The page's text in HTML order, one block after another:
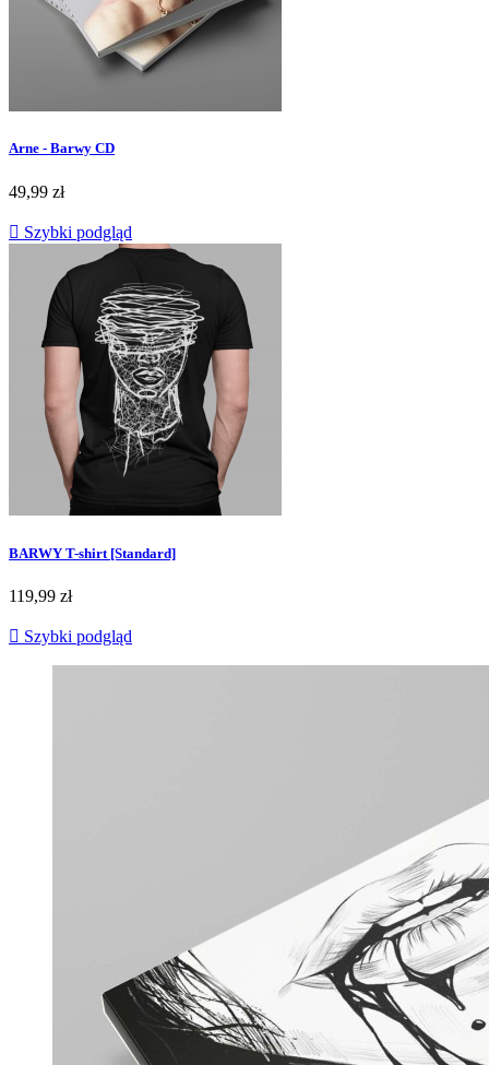
Arne - Barwy CD
49,99 zł
 Szybki podgląd
BARWY T-shirt [Standard]
119,99 zł
 Szybki podgląd